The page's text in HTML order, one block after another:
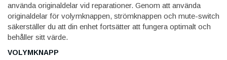
använda originaldelar vid reparationer. Genom att använda
originaldelar för volymknappen, strömknappen och mute-switch
säkerställer du att din enhet fortsätter att fungera optimalt och
behåller sitt värde.
VOLYMKNAPP